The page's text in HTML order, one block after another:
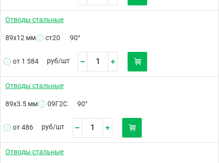
Отводы стальные
89х12 мм ст20 90°
от 1 584 руб/шт
Отводы стальные
89х3.5 мм 09Г2С 90°
от 486 руб/шт
Отводы стальные